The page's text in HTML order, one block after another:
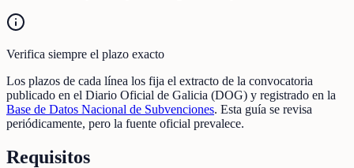
Verifica siempre el plazo exacto
Los plazos de cada línea los fija el extracto de la convocatoria
publicado en el Diario Oficial de Galicia (DOG) y registrado en la
Base de Datos Nacional de Subvenciones. Esta guía se revisa
periódicamente, pero la fuente oficial prevalece.
Requisitos